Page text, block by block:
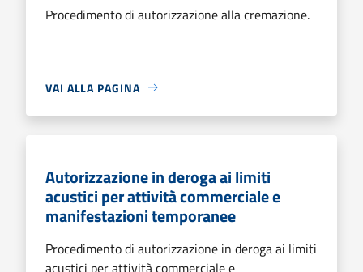
Procedimento di autorizzazione alla cremazione.
VAI ALLA PAGINA
Autorizzazione in deroga ai limiti
acustici per attività commerciale e
manifestazioni temporanee
Procedimento di autorizzazione in deroga ai limiti
acustici per attività commerciale e